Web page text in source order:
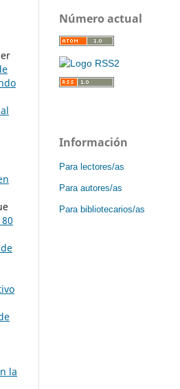
la
Número actual
Información
Para lectores/as
Para autores/as
Para bibliotecarios/as